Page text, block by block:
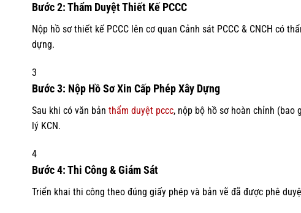
Bước 2: Thẩm Duyệt Thiết Kế PCCC
Nộp hồ sơ thiết kế PCCC lên cơ quan Cảnh sát PCCC & CNCH có
dựng.
3
Bước 3: Nộp Hồ Sơ Xin Cấp Phép Xây Dựng
Sau khi có văn bản thẩm duyệt pccc, nộp bộ hồ sơ hoàn chỉnh (bao
lý KCN.
4
Bước 4: Thi Công & Giám Sát
Triển khai thi công theo đúng giấy phép và bản vẽ đã được phê